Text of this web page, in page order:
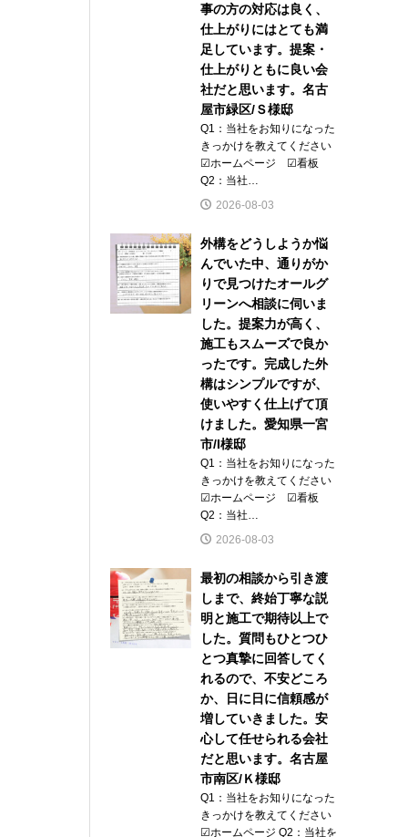
事の方の対応は良く、
仕上がりにはとても満
足しています。提案・
仕上がりともに良い会
社だと思います。名古
屋市緑区/Ｓ様邸
Q1：当社をお知りになった
きっかけを教えてください
☑ホームページ ☑看板
Q2：当社…
2026-08-03
外構をどうしようか悩
んでいた中、通りがか
りで見つけたオールグ
リーンへ相談に伺いま
した。提案力が高く、
施工もスムーズで良か
ったです。完成した外
構はシンプルですが、
使いやすく仕上げて頂
けました。愛知県一宮
市/I様邸
Q1：当社をお知りになった
きっかけを教えてください
☑ホームページ ☑看板
Q2：当社…
2026-08-03
最初の相談から引き渡
しまで、終始丁寧な説
明と施工で期待以上で
した。質問もひとつひ
とつ真摯に回答してく
れるので、不安どころ
か、日に日に信頼感が
増していきました。安
心して任せられる会社
だと思います。名古屋
市南区/Ｋ様邸
Q1：当社をお知りになった
きっかけを教えてください
☑ホームページ Q2：当社を